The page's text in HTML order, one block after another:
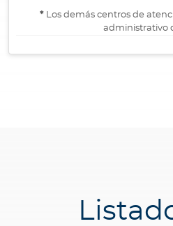
* Los demás centros de
administrativo